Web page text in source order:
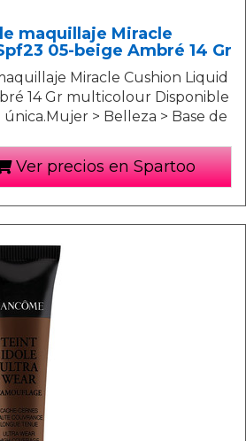
maquillaje Miracle
05-beige Ambré 14 Gr
Miracle Cushion Liquid
14 Gr multicolour Disponible
> Belleza > Base de
Ver precios en Spartoo